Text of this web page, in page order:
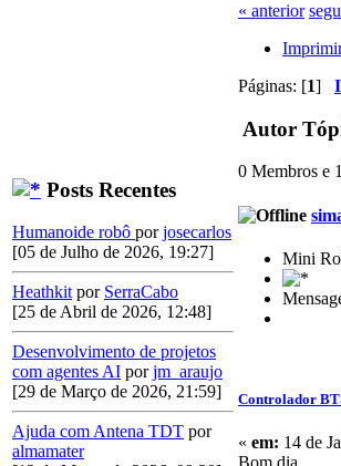
Posts Recentes
Humanoide robô porjosecarlos
[05 de Julho de 2026, 19:27]
Heathkit por SerraCabo
[25 de Abril de 2026, 12:48]
Desenvolvimento de projetos
com agentes AI porjm_araujo
[29 de Março de 2026, 21:59]
Ajuda com Antena TDT por
almamater
« anterior
Páginas: [1]
Autor
0 Membros e
Mini
Controlador
« em: 14 de